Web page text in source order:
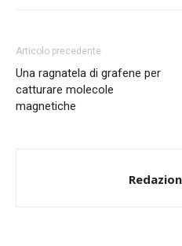
Articolo precedente
Una ragnatela di grafene per
catturare molecole
magnetiche